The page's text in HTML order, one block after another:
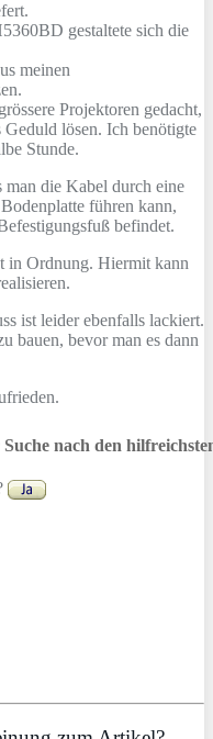
gestaltete sich die
meinen
Projektoren gedacht,
Geduld lösen. Ich benötigte
Stunde.
die Kabel durch eine
führen kann,
befindet.
in Ordnung. Hiermit kann
ist leider ebenfalls lackiert.
bauen, bevor man es dann
nach den